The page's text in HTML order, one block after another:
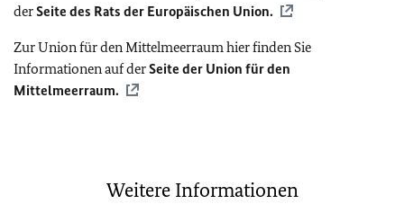
derSeite des Rats der Europäischen Union.
Zur Union für den Mittelmeerraum hier finden Sie
Informationen auf derSeite der Union für den
Mittelmeerraum.
Weitere Informationen